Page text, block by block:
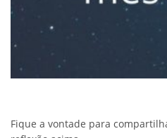
Fique a vontade para